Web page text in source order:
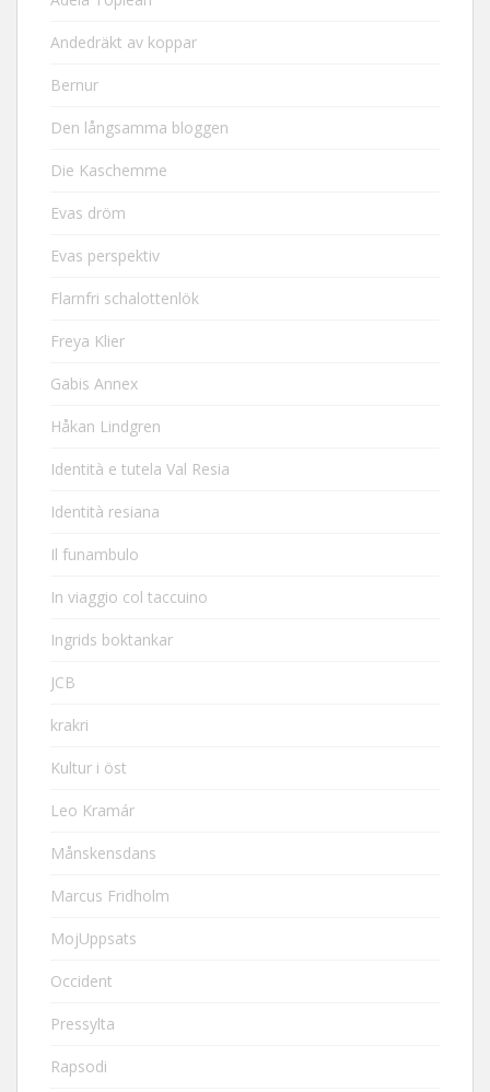
Andedräkt av koppar
Bernur
Den långsamma bloggen
Die Kaschemme
Evas dröm
Evas perspektiv
Flarnfri schalottenlök
Freya Klier
Gabis Annex
Håkan Lindgren
Identità e tutela Val Resia
Identità resiana
Il funambulo
In viaggio col taccuino
Ingrids boktankar
JCB
krakri
Kultur i öst
Leo Kramár
Månskensdans
Marcus Fridholm
MojUppsats
Occident
Pressylta
Rapsodi